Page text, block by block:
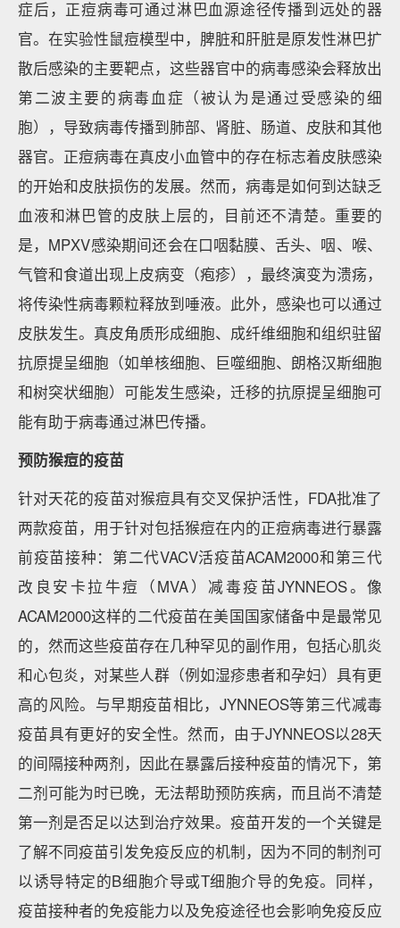
症后，正痘病毒可通过淋巴血源途径传播到远处的器
官。在实验性鼠痘模型中，脾脏和肝脏是原发性淋巴扩
散后感染的主要靶点，这些器官中的病毒感染会释放出
第二波主要的病毒血症（被认为是通过受感染的细
胞），导致病毒传播到肺部、肾脏、肠道、皮肤和其他
器官。正痘病毒在真皮小血管中的存在标志着皮肤感染
的开始和皮肤损伤的发展。然而，病毒是如何到达缺乏
血液和淋巴管的皮肤上层的，目前还不清楚。重要的
是，MPXV感染期间还会在口咽黏膜、舌头、咽、喉、
气管和食道出现上皮病变（疱疹），最终演变为溃疡，
将传染性病毒颗粒释放到唾液。此外，感染也可以通过
皮肤发生。真皮角质形成细胞、成纤维细胞和组织驻留
抗原提呈细胞（如单核细胞、巨噬细胞、朗格汉斯细胞
和树突状细胞）可能发生感染，迁移的抗原提呈细胞可
能有助于病毒通过淋巴传播。
预防猴痘的疫苗
针对天花的疫苗对猴痘具有交叉保护活性，FDA批准了
两款疫苗，用于针对包括猴痘在内的正痘病毒进行暴露
前疫苗接种：第二代VACV活疫苗ACAM2000和第三代
改良安卡拉牛痘（MVA）减毒疫苗JYNNEOS。像
ACAM2000这样的二代疫苗在美国国家储备中是最常见
的，然而这些疫苗存在几种罕见的副作用，包括心肌炎
和心包炎，对某些人群（例如湿疹患者和孕妇）具有更
高的风险。与早期疫苗相比，JYNNEOS等第三代减毒
疫苗具有更好的安全性。然而，由于JYNNEOS以28天
的间隔接种两剂，因此在暴露后接种疫苗的情况下，第
二剂可能为时已晚，无法帮助预防疾病，而且尚不清楚
第一剂是否足以达到治疗效果。疫苗开发的一个关键是
了解不同疫苗引发免疫反应的机制，因为不同的制剂可
以诱导特定的B细胞介导或T细胞介导的免疫。同样，
疫苗接种者的免疫能力以及免疫途径也会影响免疫反应